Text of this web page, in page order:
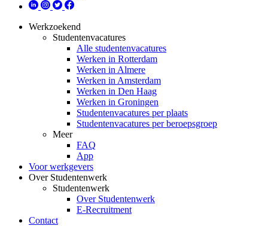
Werkzoekend
Studentenvacatures
Alle studentenvacatures
Werken in Rotterdam
Werken in Almere
Werken in Amsterdam
Werken in Den Haag
Werken in Groningen
Studentenvacatures per plaats
Studentenvacatures per beroepsgroep
Meer
FAQ
App
Voor werkgevers
Over Studentenwerk
Studentenwerk
Over Studentenwerk
E-Recruitment
Contact